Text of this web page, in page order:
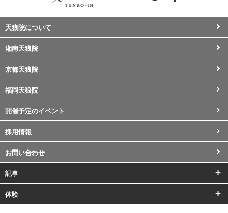
天狼院について
湘南天狼院
京都天狼院
福岡天狼院
開催予定のイベント
採用情報
お問い合わせ
記事
体験